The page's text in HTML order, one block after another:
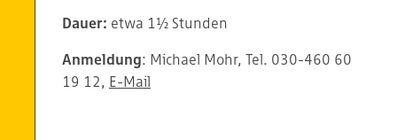
Dauer: etwa 1½ Stunden
Anmeldung: Michael Mohr, Tel. 030-460 60
19 12, E-Mail